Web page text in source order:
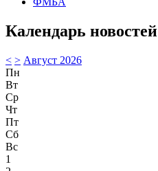
Календарь новостей
< > Август 2026
Пн
Вт
Ср
Чт
Пт
Сб
Вс
1